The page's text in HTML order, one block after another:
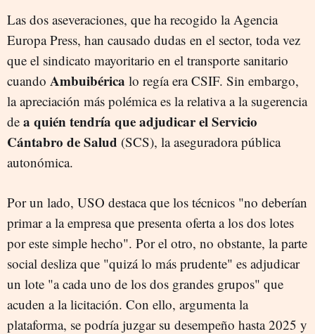
Las dos aseveraciones, que ha recogido la Agencia
Europa Press, han causado dudas en el sector, toda vez
que el sindicato mayoritario en el transporte sanitario
cuando Ambuibérica lo regía era CSIF. Sin embargo,
la apreciación más polémica es la relativa a la sugerencia
de a quién tendría que adjudicar el Servicio
Cántabro de Salud (SCS), la aseguradora pública
autonómica.
Por un lado, USO destaca que los técnicos "no deberían
primar a la empresa que presenta oferta a los dos lotes
por este simple hecho". Por el otro, no obstante, la parte
social desliza que "quizá lo más prudente" es adjudicar
un lote "a cada uno de los dos grandes grupos" que
acuden a la licitación. Con ello, argumenta la
plataforma, se podría juzgar su desempeño hasta 2025 y